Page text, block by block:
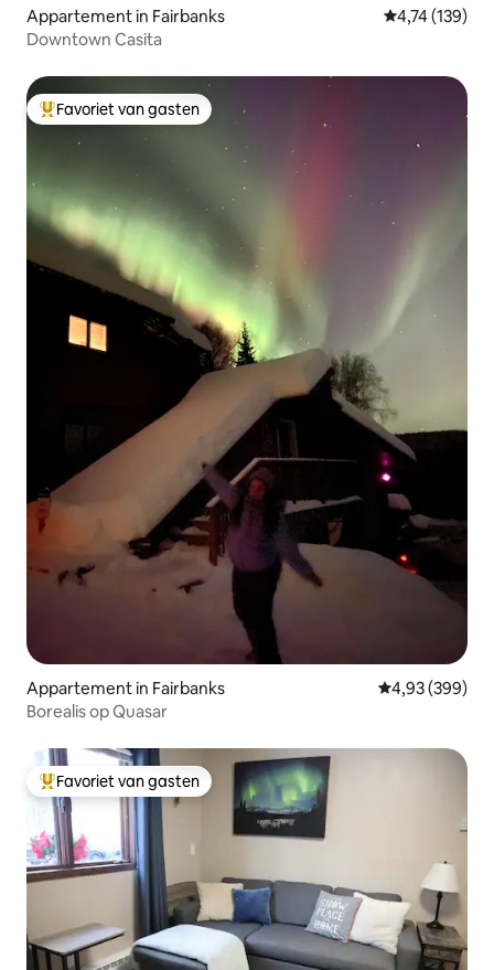
Appartement in Fairbanks Gemiddelde
4,74 (139)
Downtown Casita
Topfavoriet van gasten
Favoriet van gasten
Appartement in Fairbanks Gemiddelde
4,93 (399)
Borealis op Quasar
Topfavoriet van gasten
Favoriet van gasten